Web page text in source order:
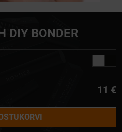
DIY BONDER
11 €